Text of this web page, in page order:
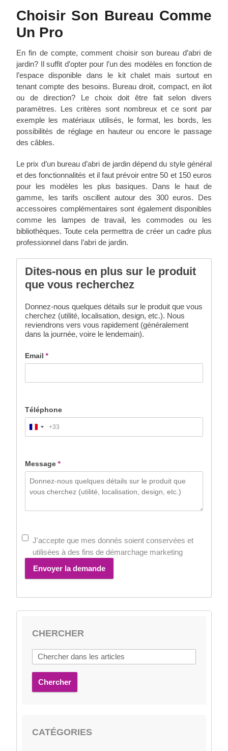
Choisir Son Bureau Comme
Un Pro
En fin de compte, comment choisir son bureau d’abri de
jardin? Il suffit d’opter pour l’un des modèles en fonction de
l’espace disponible dans le kit chalet mais surtout en
tenant compte des besoins. Bureau droit, compact, en ilot
ou de direction? Le choix doit être fait selon divers
paramètres. Les critères sont nombreux et ce sont par
exemple les matériaux utilisés, le format, les bords, les
possibilités de réglage en hauteur ou encore le passage
des câbles.
Le prix d’un bureau d’abri de jardin dépend du style général
et des fonctionnalités et il faut prévoir entre 50 et 150 euros
pour les modèles les plus basiques. Dans le haut de
gamme, les tarifs oscillent autour des 300 euros. Des
accessoires complémentaires sont également disponibles
comme les lampes de travail, les commodes ou les
bibliothèques. Toute cela permettra de créer un cadre plus
professionnel dans l’abri de jardin.
Dites-nous en plus sur le produit
que vous recherchez
Donnez-nous quelques détails sur le produit que vous
cherchez (utilité, localisation, design, etc.). Nous
reviendrons vers vous rapidement (généralement
dans la journée, voire le lendemain).
Email *
Téléphone
France
+33
+33
Message*
J'accepte que mes donnés soient conservées et
utilisées à des fins de démarchage marketing
Envoyer la demande
CHERCHER
Chercher
CATÉGORIES